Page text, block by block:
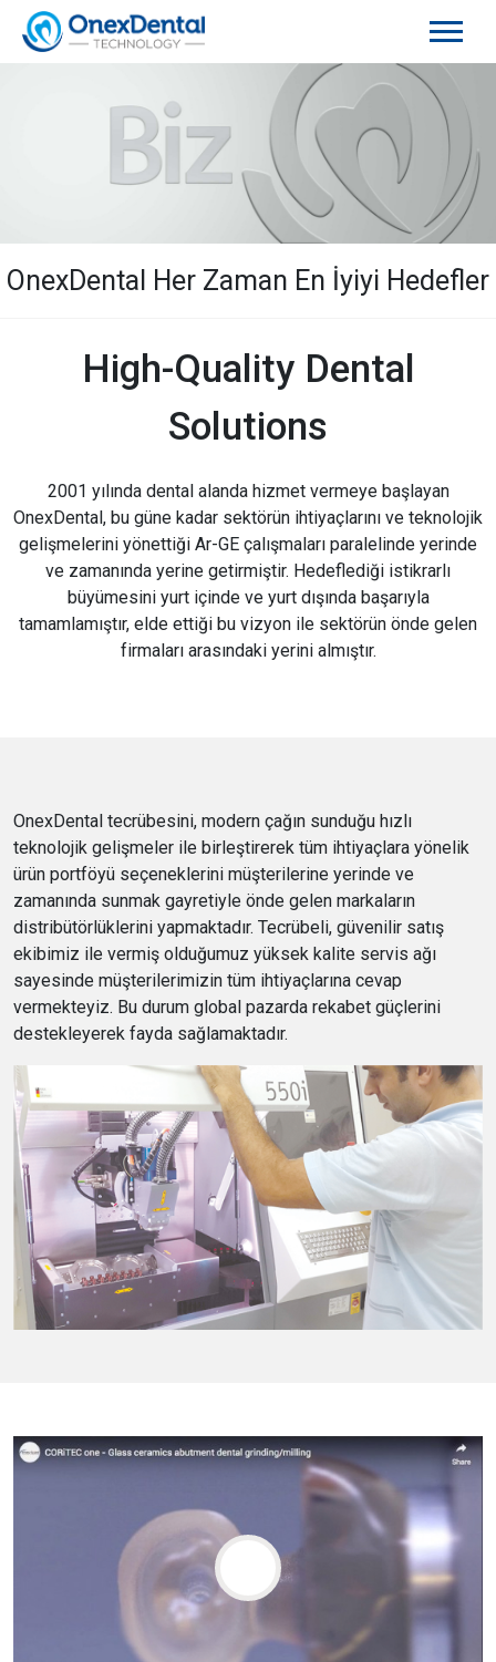
OnexDental Her Zaman En İyiyi Hedefler
High-Quality Dental
Solutions
2001 yılında dental alanda hizmet vermeye başlayan
OnexDental, bu güne kadar sektörün ihtiyaçlarını ve teknolojik
gelişmelerini yönettiği Ar-GE çalışmaları paralelinde yerinde
ve zamanında yerine getirmiştir. Hedeflediği istikrarlı
büyümesini yurt içinde ve yurt dışında başarıyla
tamamlamıştır, elde ettiği bu vizyon ile sektörün önde gelen
firmaları arasındaki yerini almıştır.
OnexDental tecrübesini, modern çağın sunduğu hızlı
teknolojik gelişmeler ile birleştirerek tüm ihtiyaçlara yönelik
ürün portföyü seçeneklerini müşterilerine yerinde ve
zamanında sunmak gayretiyle önde gelen markaların
distribütörlüklerini yapmaktadır. Tecrübeli, güvenilir satış
ekibimiz ile vermiş olduğumuz yüksek kalite servis ağı
sayesinde müşterilerimizin tüm ihtiyaçlarına cevap
vermekteyiz. Bu durum global pazarda rekabet güçlerini
destekleyerek fayda sağlamaktadır.